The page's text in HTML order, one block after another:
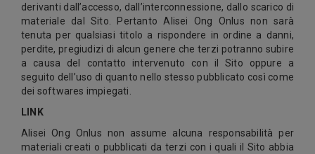
derivanti dall’accesso, dall’interconnessione, dallo scarico di
materiale dal Sito. Pertanto Alisei Ong Onlus non sarà
tenuta per qualsiasi titolo a rispondere in ordine a danni,
perdite, pregiudizi di alcun genere che terzi potranno subire
a causa del contatto intervenuto con il Sito oppure a
seguito dell’uso di quanto nello stesso pubblicato così come
dei softwares impiegati.
LINK
Alisei Ong Onlus non assume alcuna responsabilità per
materiali creati o pubblicati da terzi con i quali il Sito abbia